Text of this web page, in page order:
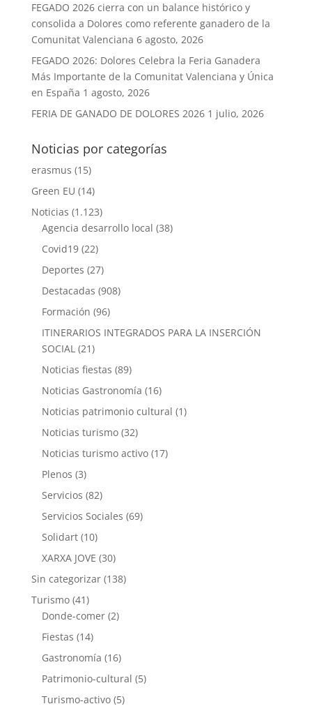
FEGADO 2026 cierra con un balance histórico y
consolida a Dolores como referente ganadero de la
Comunitat Valenciana 6 agosto, 2026
FEGADO 2026: Dolores Celebra la Feria Ganadera
Más Importante de la Comunitat Valenciana y Única
en España 1 agosto, 2026
FERIA DE GANADO DE DOLORES 2026 1 julio, 2026
Noticias por categorías
erasmus (15)
Green EU (14)
Noticias (1.123)
Agencia desarrollo local (38)
Covid19(22)
Deportes (27)
Destacadas (908)
Formación (96)
ITINERARIOS INTEGRADOS PARA LA INSERCIÓN
SOCIAL(21)
Noticias fiestas (89)
Noticias Gastronomía (16)
Noticias patrimonio cultural (1)
Noticias turismo(32)
Noticias turismo activo(17)
Plenos (3)
Servicios (82)
Servicios Sociales (69)
Solidart(10)
XARXA JOVE (30)
Sin categorizar(138)
Turismo(41)
Donde-comer(2)
Fiestas (14)
Gastronomía (16)
Patrimonio-cultural (5)
Turismo-activo(5)